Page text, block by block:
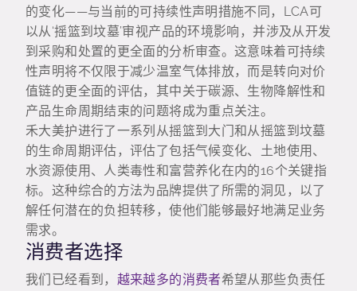
的变化——与当前的可持续性声明措施不同，LCA可
以从‘摇篮到坟墓’审视产品的环境影响，并涉及从开发
到采购和处置的更全面的分析审查。这意味着可持续
性声明将不仅限于减少温室气体排放，而是转向对价
值链的更全面的评估，其中关于碳源、生物降解性和
产品生命周期结束的问题将成为重点关注。
禾大美护进行了一系列从摇篮到大门和从摇篮到坟墓
的生命周期评估，评估了包括气候变化、土地使用、
水资源使用、人类毒性和富营养化在内的16个关键指
标。这种综合的方法为品牌提供了所需的洞见，以了
解任何潜在的负担转移，使他们能够最好地满足业务
需求。
消费者选择
我们已经看到， 越来越多的消费者希望从那些负责任